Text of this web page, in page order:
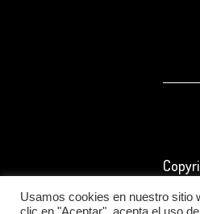
Usamos cookies en nuestro sitio
clic en "Aceptar", acepta el uso